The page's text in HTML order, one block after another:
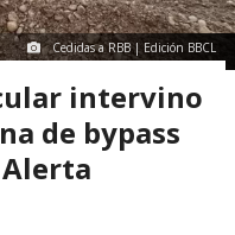
Cedidas a RBB | Edición BBCL
intervino
de bypass